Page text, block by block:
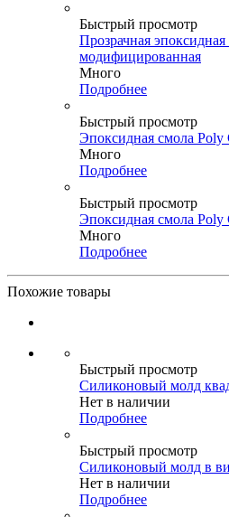
Быстрый просмотр
Прозрачная
модифицированная
Много
Подробнее
Быстрый просмотр
Эпоксидная смола Poly
Много
Подробнее
Быстрый просмотр
Эпоксидная смола Poly
Много
Подробнее
Похожие товары
Быстрый просмотр
Силиконовый молд
Нет в наличии
Подробнее
Быстрый просмотр
Силиконовый молд в
Нет в наличии
Подробнее